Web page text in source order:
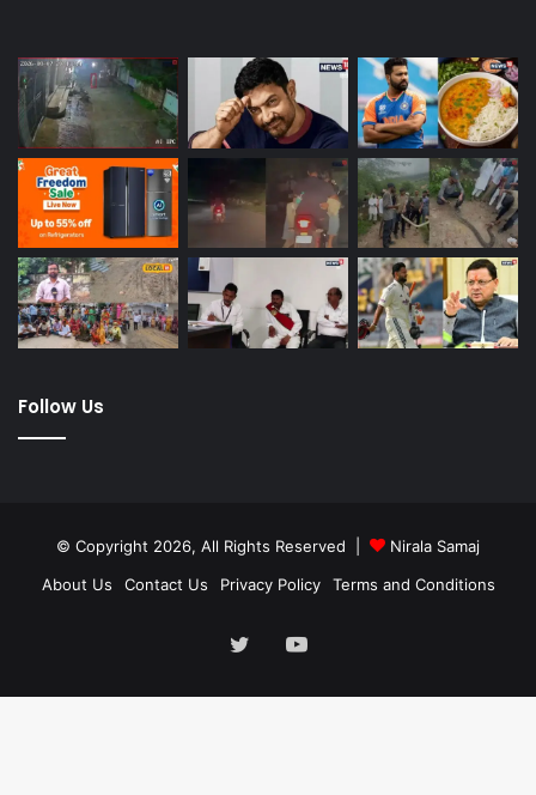
Follow Us
© Copyright 2026, All Rights Reserved |
Nirala Samaj
About Us
Contact Us Privacy Policy Terms and Conditions
TwitterYouTube